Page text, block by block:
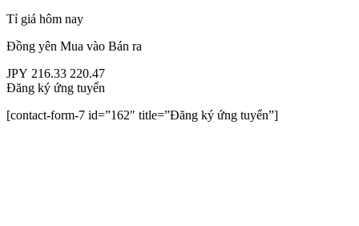
Tỉ giá hôm nay
Đồng yên Mua vào Bán ra
JPY 216.33 220.47
Đăng ký ứng tuyển
[contact-form-7 id=”162″ title=”Đăng ký ứng tuyển”]